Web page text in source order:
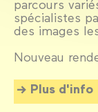
parcours
spécialistes
des images
Nouveau
Plus d'info